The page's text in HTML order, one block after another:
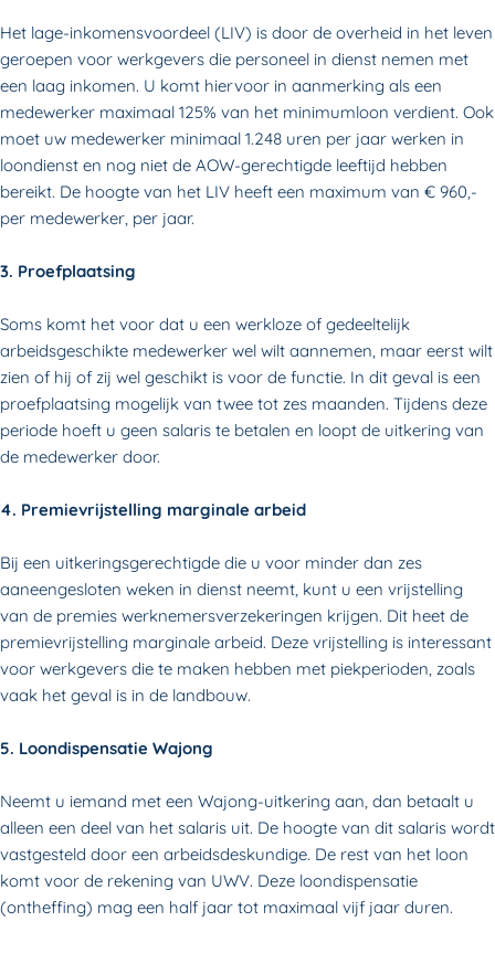
Het lage-inkomensvoordeel (LIV) is door de overheid in het leven
geroepen voor werkgevers die personeel in dienst nemen met
een laag inkomen. U komt hiervoor in aanmerking als een
medewerker maximaal 125% van het minimumloon verdient. Ook
moet uw medewerker minimaal 1.248 uren per jaar werken in
loondienst en nog niet de AOW-gerechtigde leeftijd hebben
bereikt. De hoogte van het LIV heeft een maximum van € 960,-
per medewerker, per jaar.
3. Proefplaatsing
Soms komt het voor dat u een werkloze of gedeeltelijk
arbeidsgeschikte medewerker wel wilt aannemen, maar eerst wilt
zien of hij of zij wel geschikt is voor de functie. In dit geval is een
proefplaatsing mogelijk van twee tot zes maanden. Tijdens deze
periode hoeft u geen salaris te betalen en loopt de uitkering van
de medewerker door.
4. Premievrijstelling marginale arbeid
Bij een uitkeringsgerechtigde die u voor minder dan zes
aaneengesloten weken in dienst neemt, kunt u een vrijstelling
van de premies werknemers­verzekeringen krijgen. Dit heet de
premievrijstelling marginale arbeid. Deze vrijstelling is interessant
voor werkgevers die te maken hebben met piekperioden, zoals
vaak het geval is in de landbouw.
5. Loondispensatie Wajong
Neemt u iemand met een Wajong-uitkering aan, dan betaalt u
alleen een deel van het salaris uit. De hoogte van dit salaris wordt
vastgesteld door een arbeidsdeskundige. De rest van het loon
komt voor de rekening van UWV. Deze loondispensatie
(ontheffing) mag een half jaar tot maximaal vijf jaar duren.